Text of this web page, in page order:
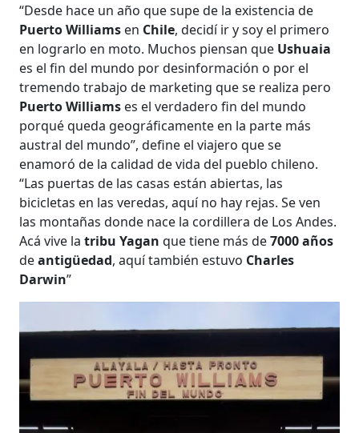
“Desde hace un año que supe de la existencia de
Puerto Williams en Chile, decidí ir y soy el primero
en lograrlo en moto. Muchos piensan que Ushuaia
es el fin del mundo por desinformación o por el
tremendo trabajo de marketing que se realiza pero
Puerto Williams es el verdadero fin del mundo
porqué queda geográficamente en la parte más
austral del mundo”, define el viajero que se
enamoró de la calidad de vida del pueblo chileno.
“Las puertas de las casas están abiertas, las
bicicletas en las veredas, aquí no hay rejas. Se ven
las montañas donde nace la cordillera de Los Andes.
Acá vive latribu Yagan que tiene más de7000 años
deantigüedad, aquí también estuvo Charles
Darwin”